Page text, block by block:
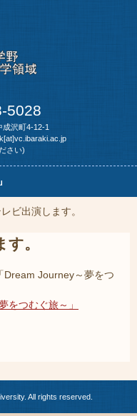
5028
沢町4-12-1
さい)
ビ出演します。
。
Dream Journey～夢をつ
をつむぐ旅～」
All rights reserved.